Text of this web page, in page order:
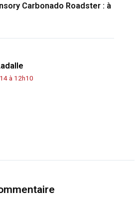
Carbonado Roadster : à
à 12h10